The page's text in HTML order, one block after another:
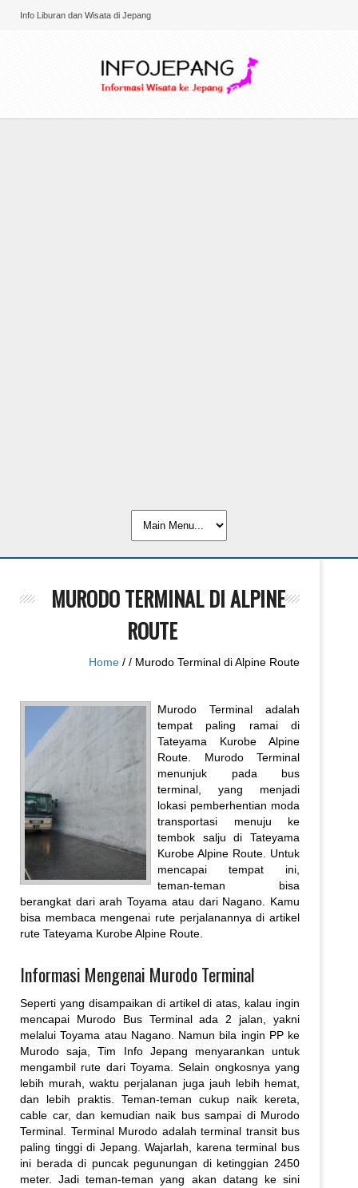
Info Liburan dan Wisata di Jepang
MURODO TERMINAL DI ALPINE
ROUTE
Home / / Murodo Terminal di Alpine Route
Murodo Terminal adalah
tempat paling ramai di
Tateyama Kurobe Alpine
Route. Murodo Terminal
menunjuk pada bus
terminal, yang menjadi
lokasi pemberhentian moda
transportasi menuju ke
tembok salju di Tateyama
Kurobe Alpine Route. Untuk
mencapai tempat ini,
teman-teman bisa
berangkat dari arah Toyama atau dari Nagano. Kamu
bisa membaca mengenai rute perjalanannya di artikel
rute Tateyama Kurobe Alpine Route.
Informasi Mengenai Murodo Terminal
Seperti yang disampaikan di artikel di atas, kalau ingin
mencapai Murodo Bus Terminal ada 2 jalan, yakni
melalui Toyama atau Nagano. Namun bila ingin PP ke
Murodo saja, Tim Info Jepang menyarankan untuk
mengambil rute dari Toyama. Selain ongkosnya yang
lebih murah, waktu perjalanan juga jauh lebih hemat,
dan lebih praktis. Teman-teman cukup naik kereta,
cable car, dan kemudian naik bus sampai di Murodo
Terminal. Terminal Murodo adalah terminal transit bus
paling tinggi di Jepang. Wajarlah, karena terminal bus
ini berada di puncak pegunungan di ketinggian 2450
meter. Jadi teman-teman yang akan datang ke sini